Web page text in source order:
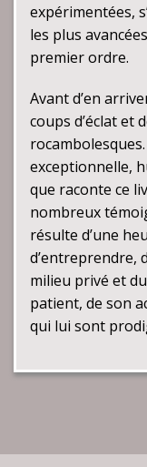
expérimentées,
les plus
premier ordre.
Avant d’en
coups d’éclat et
exceptionnelle,
que raconte ce
nombreux
résulte d’une
d’entreprendre,
milieu privé et
patient, de son
qui lui sont